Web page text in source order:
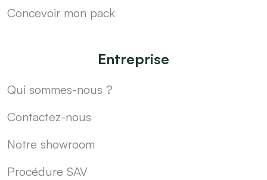
Concevoir mon pack
Entreprise
Qui sommes-nous ?
Contactez-nous
Notre showroom
Procédure SAV